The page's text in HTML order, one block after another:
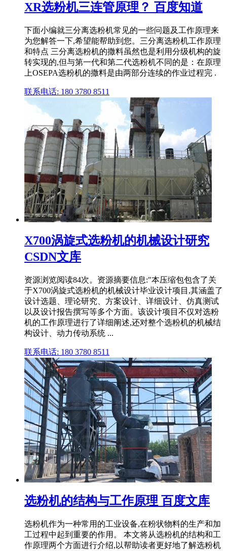
XR选粉机三连管原理？ 百度知道
下面小编就三分离选粉机常见的一些问题及工作原理来
为您解答一下,希望能帮助到您。三分离选粉机工作原理
和特点 三分离选粉机的撒料虽然也是利用分级机构的旋
转实现的,但与第一代和第二代选粉机不同的是：在原理
上OSEPA选粉机的撒料是由两部分连续的作业过程完 .
联系电话: 180 3780 8511
X700涡旋式选粉机的机械设计研究
CSDN文库
资源浏览阅读84次。资源摘要信息:"本压缩包包含了关
于X700涡旋式选粉机的机械设计毕业设计项目,其涵盖了
设计选题、理论研究、方案设计、详细设计、仿真测试
以及设计报告撰写等多个方面。该设计项目不仅对选粉
机的工作原理进行了详细阐述,还对整个选粉机的机械结
构设计、动力传动系统 ...
联系电话: 180 3780 8511
选粉机的结构与工作原理 百度文库
选粉机作为一种常用的工业设备,在粉状物料的生产和加
工过程中起到重要的作用。 本文将从选粉机的结构和工
作原理两个方面进行介绍,以帮助读者更好地了解选粉机